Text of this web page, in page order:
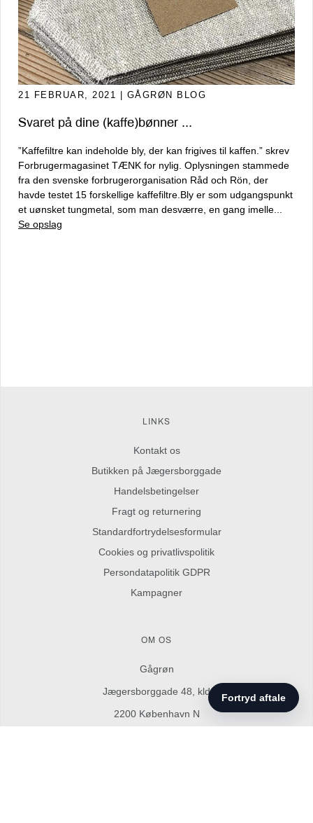
21 FEBRUAR, 2021 | GÅGRØN BLOG
Svaret på dine (kaffe)bønner ...
”Kaffefiltre kan indeholde bly, der kan frigives til kaffen.” skrev
Forbrugermagasinet TÆNK for nylig. Oplysningen stammede
fra den svenske forbrugerorganisation Råd och Rön, der
havde testet 15 forskellige kaffefiltre.Bly er som udgangspunkt
et uønsket tungmetal, som man desværre, en gang imelle...
Se opslag
LINKS
Kontakt os
Butikken på Jægersborggade
Handelsbetingelser
Fragt og returnering
Standardfortrydelsesformular
Cookies og privatlivspolitik
Persondatapolitik GDPR
Kampagner
OM OS
Gågrøn
Jægersborggade 48, kld
2200 København N